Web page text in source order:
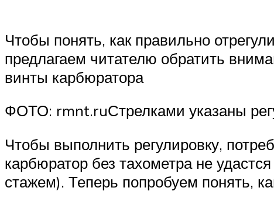
Чтобы понять, как правильно
предлагаем читателю обратить
винты карбюратора
ФОТО: rmnt.ruСтрелками указаны
Чтобы выполнить регулировку,
карбюратор без тахометра не
стажем). Теперь попробуем понять,